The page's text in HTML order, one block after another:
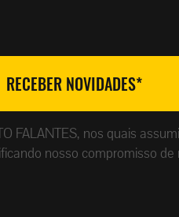
FALANTES, nos quais
nosso compromisso de